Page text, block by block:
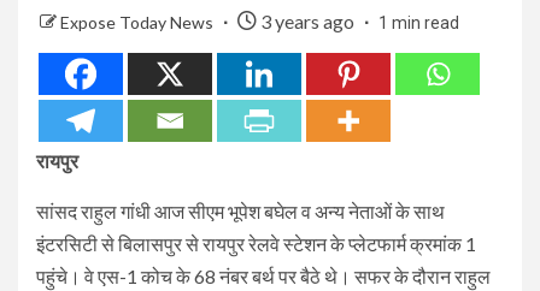
Expose Today News 3 years ago 1 min read
रायपुर
सांसद राहुल गांधी आज सीएम भूपेश बघेल व अन्य नेताओं के साथ
इंटरसिटी से बिलासपुर से रायपुर रेलवे स्टेशन के प्लेटफार्म क्रमांक 1
पहुंचे। वे एस-1 कोच के 68 नंबर बर्थ पर बैठे थे। सफर के दौरान राहुल